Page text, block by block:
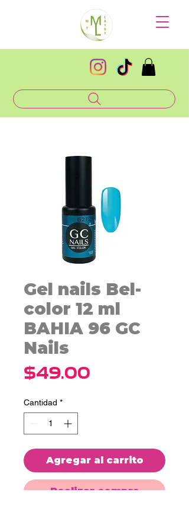
Gel nails Bel-
color 12 ml
BAHIA 96 GC
Nails
$49.00
Cantidad *
Agregar al carrito
Realizar compra